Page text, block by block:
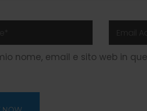
nome, email e sito web in